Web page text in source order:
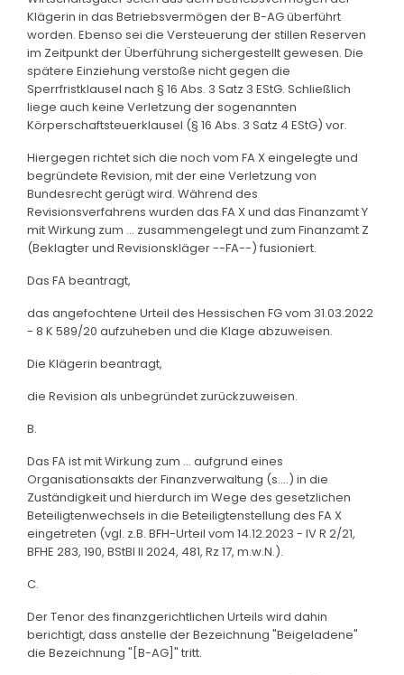
Klägerin in das Betriebsvermögen der B-AG überführt
worden. Ebenso sei die Versteuerung der stillen Reserven
im Zeitpunkt der Überführung sichergestellt gewesen. Die
spätere Einziehung verstoße nicht gegen die
Sperrfristklausel nach § 16 Abs. 3 Satz 3 EStG. Schließlich
liege auch keine Verletzung der sogenannten
Körperschaftsteuerklausel (§ 16 Abs. 3 Satz 4 EStG) vor.
Hiergegen richtet sich die noch vom FA X eingelegte und
begründete Revision, mit der eine Verletzung von
Bundesrecht gerügt wird. Während des
Revisionsverfahrens wurden das FA X und das Finanzamt Y
mit Wirkung zum ... zusammengelegt und zum Finanzamt Z
(Beklagter und Revisionskläger --FA--) fusioniert.
Das FA beantragt,
das angefochtene Urteil des Hessischen FG vom 31.03.2022
- 8 K 589/20 aufzuheben und die Klage abzuweisen.
Die Klägerin beantragt,
die Revision als unbegründet zurückzuweisen.
B.
Das FA ist mit Wirkung zum ... aufgrund eines
Organisationsakts der Finanzverwaltung (s....) in die
Zuständigkeit und hierdurch im Wege des gesetzlichen
Beteiligtenwechsels in die Beteiligtenstellung des FA X
eingetreten (vgl. z.B. BFH-Urteil vom 14.12.2023 - IV R 2/21,
BFHE 283, 190, BStBl II 2024, 481, Rz 17, m.w.N.).
C.
Der Tenor des finanzgerichtlichen Urteils wird dahin
berichtigt, dass anstelle der Bezeichnung "Beigeladene"
die Bezeichnung "[B-AG]" tritt.